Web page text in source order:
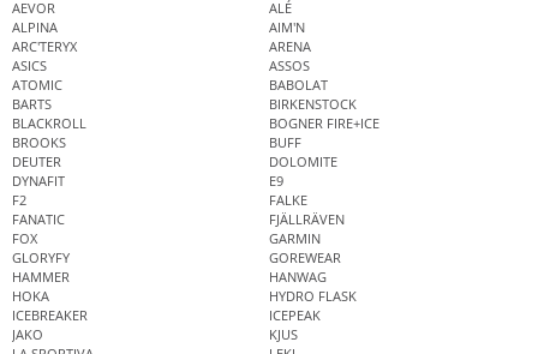
AEVOR
ALÉ
ALPINA
AIM'N
ARC'TERYX
ARENA
ASICS
ASSOS
ATOMIC
BABOLAT
BARTS
BIRKENSTOCK
BLACKROLL
BOGNER FIRE+ICE
BROOKS
BUFF
DEUTER
DOLOMITE
DYNAFIT
E9
F2
FALKE
FANATIC
FJÄLLRÄVEN
FOX
GARMIN
GLORYFY
GOREWEAR
HAMMER
HANWAG
HOKA
HYDRO FLASK
ICEBREAKER
ICEPEAK
JAKO
KJUS